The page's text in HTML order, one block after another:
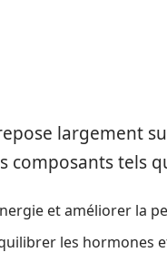
largement
composants tels
et améliorer la
les hormones